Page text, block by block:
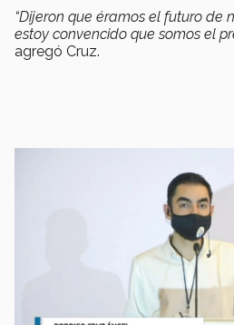
“Dijeron que éramos el futuro de
estoy convencido que somos el
agregó Cruz.